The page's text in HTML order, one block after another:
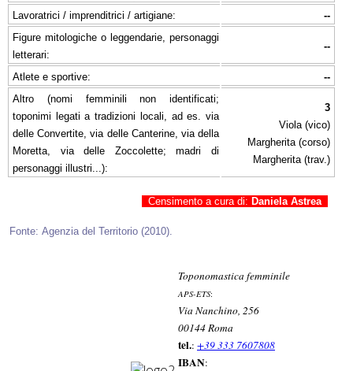
Lavoratrici / imprenditrici / artigiane:
--
Figure mitologiche o leggendarie, personaggi
letterari:
--
Atlete e sportive:
--
Altro (nomi femminili non identificati;
toponimi legati a tradizioni locali, ad es. via
delle Convertite, via delle Canterine, via della
Moretta, via delle Zoccolette; madri di
personaggi illustri...):
3
Viola (vico)
Margherita (corso)
Margherita (trav.)
Censimento a cura di: Daniela Astrea
Fonte: Agenzia del Territorio (2010).
Toponomastica femminile
APS-ETS:
Via Nanchino, 256
00144 Roma
tel.: +39 333 7607808
IBAN: